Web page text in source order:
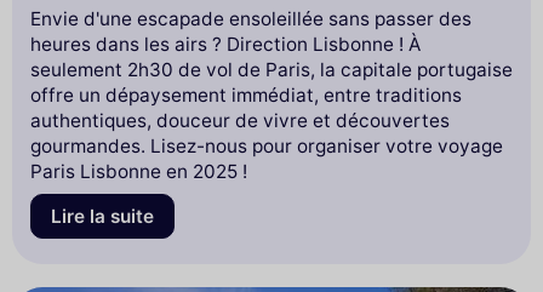
Envie d'une escapade ensoleillée sans passer des
heures dans les airs ? Direction Lisbonne ! À
seulement 2h30 de vol de Paris, la capitale portugaise
offre un dépaysement immédiat, entre traditions
authentiques, douceur de vivre et découvertes
gourmandes. Lisez-nous pour organiser votre voyage
Paris Lisbonne en 2025 !
Lire la suite